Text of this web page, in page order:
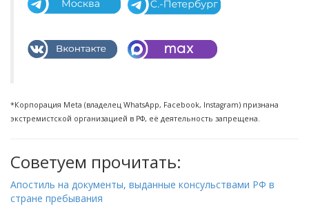
*Корпорация Meta (владелец WhatsApp, Facebook, Instagram) признана
экстремистской организацией в РФ, её деятельность запрещена.
Советуем прочитать:
Апостиль на документы, выданные консульствами РФ в
стране пребывания